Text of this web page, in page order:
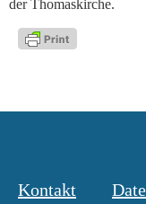
der Thomaskirche.
Kontakt